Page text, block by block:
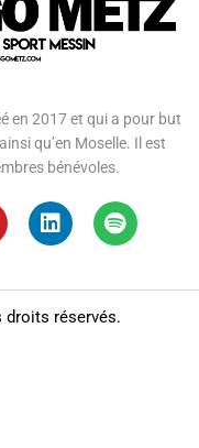
en 2017 et qui a pour but
qu’en Moselle. Il est
bénévoles.
droits réservés.